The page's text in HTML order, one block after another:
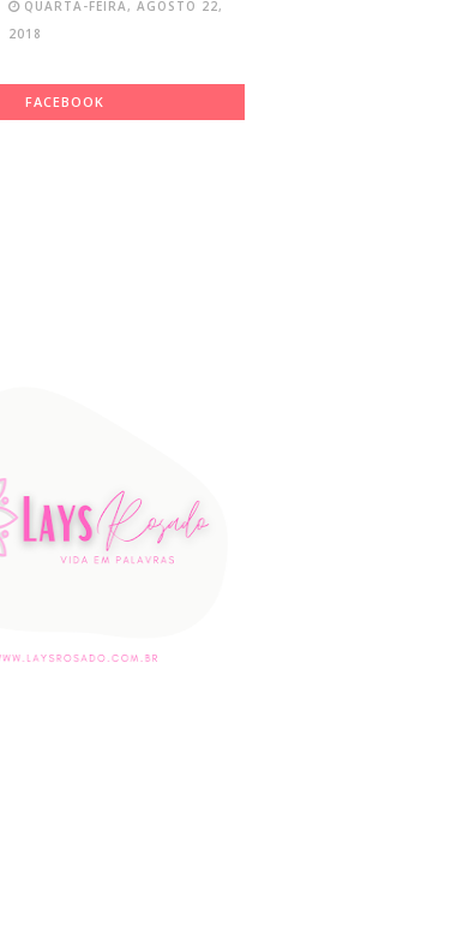
QUARTA-FEIRA, AGOSTO 22,
2018
FACEBOOK